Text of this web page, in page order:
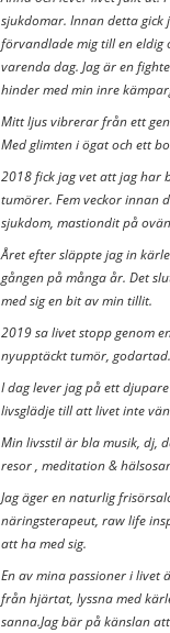
sjukdomar. Innan detta gick
förvandlade mig till en eldig
varenda dag. Jag är en
hinder med min inre
Mitt ljus vibrerar från ett
Med glimten i ögat och ett
2018 fick jag vet att jag har
tumörer. Fem veckor innan
sjukdom, mastiondit på
Året efter släppte jag in
gången på många år. Det
med sig en bit av min tillit.
2019 sa livet stopp genom
nyupptäckt tumör, godartad.
I dag lever jag på ett
livsglädje till att livet inte
Min livsstil är bla musik, dj,
resor , meditation &
Jag äger en naturlig
näringsterapeut, raw life
att ha med sig.
En av mina passioner i
från hjärtat, lyssna med
sanna.Jag bär på känslan